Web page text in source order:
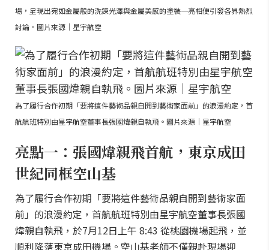
場，呈現出宛如金屬般的洗鍊光澤與金屬美感的塗裝一亮相便引發各界熱烈
討論。圖片來源｜星宇航空
為了履行合作初期「要將這件藝術品親自開到藝術家面前」的浪漫約定，首
航航班特別由星宇航空董事長張國煒親自執飛。圖片來源｜星宇航空
亮點一：張國煒親飛首航，東京成田
世紀同框空山基
為了履行合作初期「要將這件藝術品親自開到藝術家面
前」的浪漫約定，首航航班特別由星宇航空董事長張國
煒親自執飛，於7月12日上午 8:43 從桃園機場起飛，並
順利降落東京成田機場。空山基老師不僅親赴現場迎